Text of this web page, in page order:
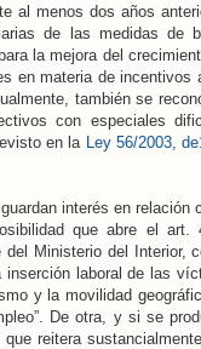
al menos dos años
de las medidas de
la mejora del
en materia de incentivos
también se
con especiales
en la Ley 56/2003,
interés en relación
que abre el art.
Ministerio del Interior,
laboral de las
y la movilidad
De otra, y si se
reitera